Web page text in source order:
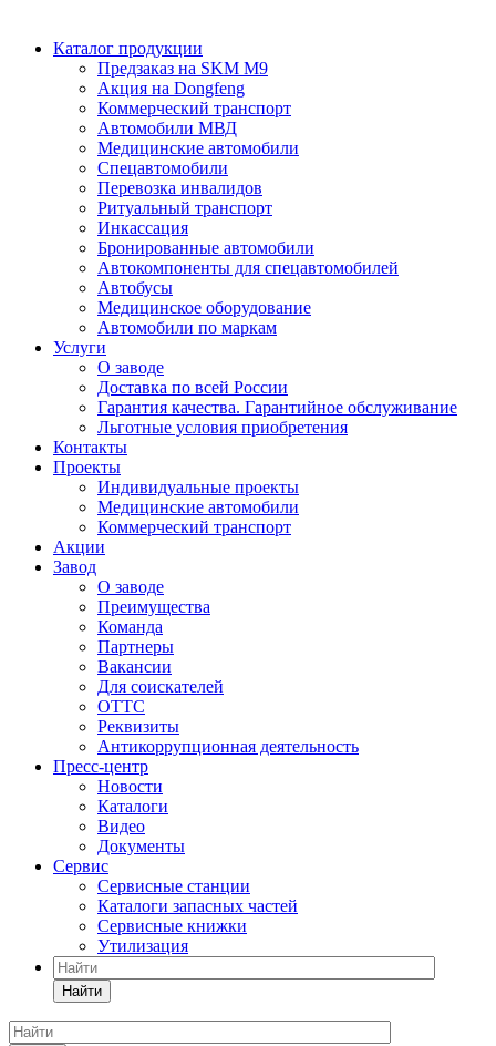
Каталог продукции
Предзаказ на SKM M9
Акция на Dongfeng
Коммерческий транспорт
Автомобили МВД
Медицинские автомобили
Спецавтомобили
Перевозка инвалидов
Ритуальный транспорт
Инкассация
Бронированные автомобили
Автокомпоненты для спецавтомобилей
Автобусы
Медицинское оборудование
Автомобили по маркам
Услуги
О заводе
Доставка по всей России
Гарантия качества. Гарантийное обслуживание
Льготные условия приобретения
Контакты
Проекты
Индивидуальные проекты
Медицинские автомобили
Коммерческий транспорт
Акции
Завод
О заводе
Преимущества
Команда
Партнеры
Вакансии
Для соискателей
ОТТС
Реквизиты
Антикоррупционная деятельность
Пресс-центр
Новости
Каталоги
Видео
Документы
Сервис
Сервисные станции
Каталоги запасных частей
Сервисные книжки
Утилизация
Найти